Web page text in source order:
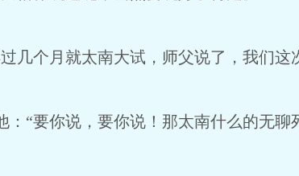
个月就太南大试，师父说了，我们这
“要你说，要你说！那太南什么的无聊